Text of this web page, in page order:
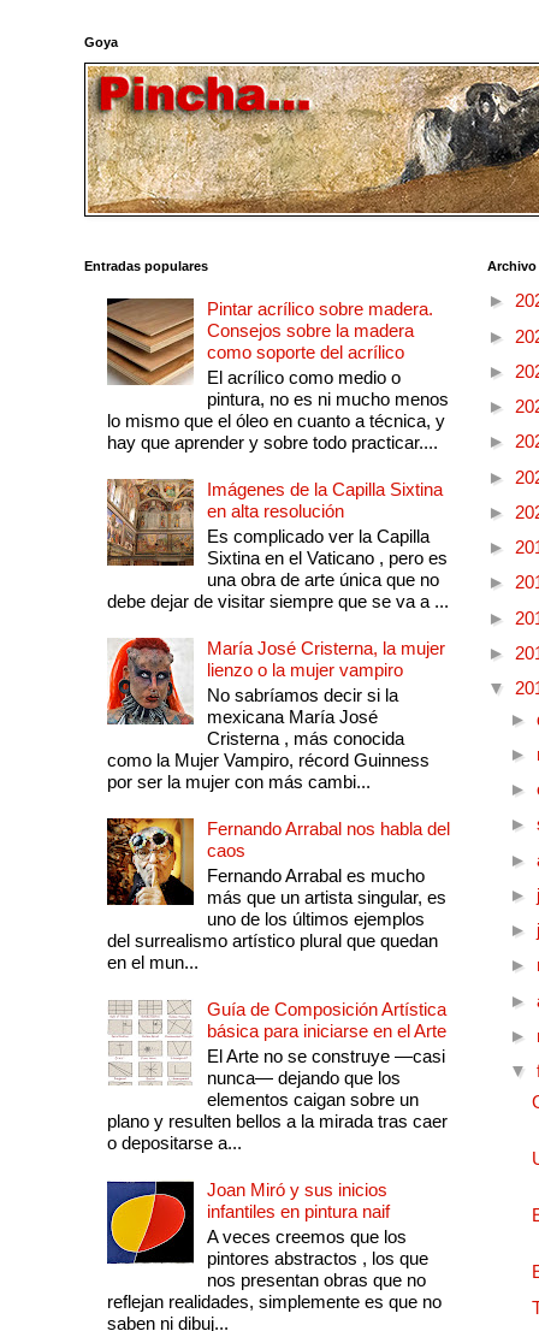
Goya
Entradas populares
Pintar acrílico sobre madera.
Consejos sobre la madera
como soporte del acrílico
El acrílico como medio o
pintura, no es ni mucho menos
lo mismo que el óleo en cuanto a técnica, y
hay que aprender y sobre todo practicar....
Imágenes de la Capilla Sixtina
en alta resolución
Es complicado ver la Capilla
Sixtina en el Vaticano , pero es
una obra de arte única que no
debe dejar de visitar siempre que se va a ...
María José Cristerna, la mujer
lienzo o la mujer vampiro
No sabríamos decir si la
mexicana María José
Cristerna , más conocida
como la Mujer Vampiro, récord Guinness
por ser la mujer con más cambi...
Fernando Arrabal nos habla del
caos
Fernando Arrabal es mucho
más que un artista singular, es
uno de los últimos ejemplos
del surrealismo artístico plural que quedan
en el mun...
Guía de Composición Artística
básica para iniciarse en el Arte
El Arte no se construye —casi
nunca— dejando que los
elementos caigan sobre un
plano y resulten bellos a la mirada tras caer
o depositarse a...
Joan Miró y sus inicios
infantiles en pintura naif
A veces creemos que los
pintores abstractos , los que
nos presentan obras que no
reflejan realidades, simplemente es que no
saben ni dibuj...
►
►
►
►
►
►
►
►
►
►
►
▼
►
►
►
►
►
►
►
►
►
►
▼